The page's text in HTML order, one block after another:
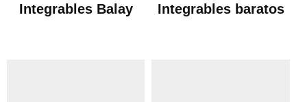
Integrables Balay Integrables baratos